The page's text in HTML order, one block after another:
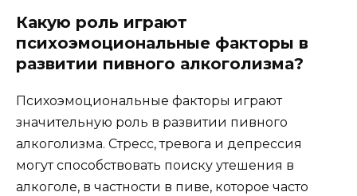
Какую роль играют
психоэмоциональные факторы в
развитии пивного алкоголизма?
Психоэмоциональные факторы играют
значительную роль в развитии пивного
алкоголизма. Стресс, тревога и депрессия
могут способствовать поиску утешения в
алкоголе, в частности в пиве, которое часто